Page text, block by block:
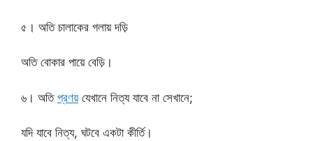
৫। অতি চালাকের গলায় দড়ি
অতি বোকার পায়ে বেড়ি।
৬। অতি প্রণয়যেখানে নিত্য যাবে না সেখানে;
যদি যাবে নিত্য, ঘটবে একটা কীর্তি।